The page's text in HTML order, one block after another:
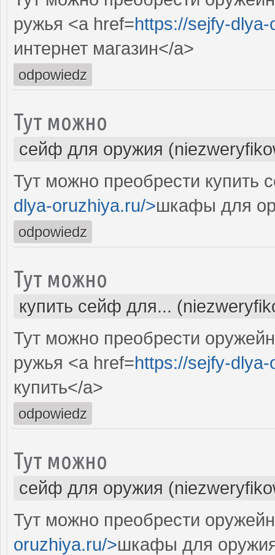
ружья <a href=https://sejfy-
интернет магазин</a>
odpowiedz
Тут можно
сейф для оружия
Тут можно преобрести купить
dlya-oruzhiya.ru/>шкафы для
odpowiedz
Тут можно
купить сейф для...
Тут можно преобрести
ружья <a href=https://sejfy-
купить</a>
odpowiedz
Тут можно
сейф для оружия
Тут можно преобрести
oruzhiya.ru/>шкафы для